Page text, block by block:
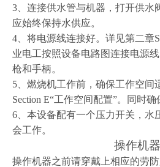
3 、连接供水管与机器，打开供水
应始终保持水供应。
4 、将电源线连接好。详见第二章
业电工按照设备电路图连接电源
枪和手柄。
5 、燃烧机工作前，确保工作空
Section E“工作空间配置”。同时确
6 、本设备配有一个压力开关，水
会工作。
操作机器
操作机器之前请穿戴上相应的劳